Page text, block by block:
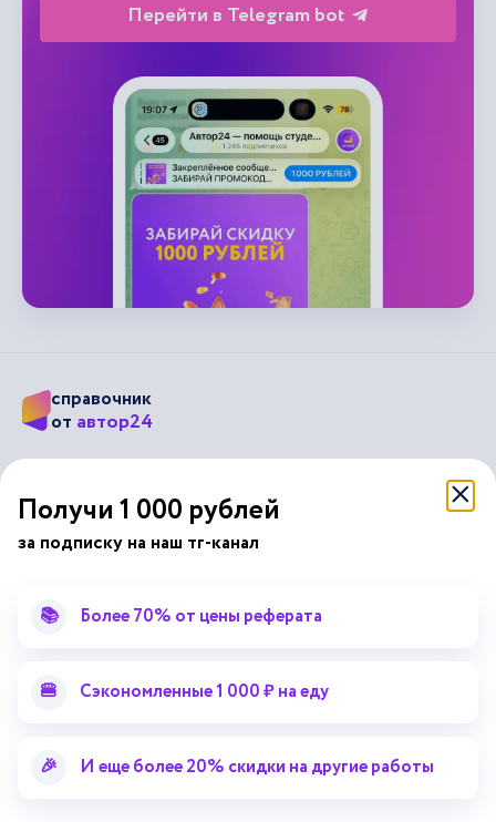
Перейти в Telegram bot
справочник
от автор24
Научные статьи
Методические указания
Статьи от экспертов
Помощь эксперта
Поиск репетитора
Работа для преподавателей
Получи 1 000 рублей
за подписку на наш тг-канал
📚 Более 70% от цены реферата
🍔 Сэкономленные 1 000 ₽ на еду
🎉 И еще более 20% скидки на другие работы